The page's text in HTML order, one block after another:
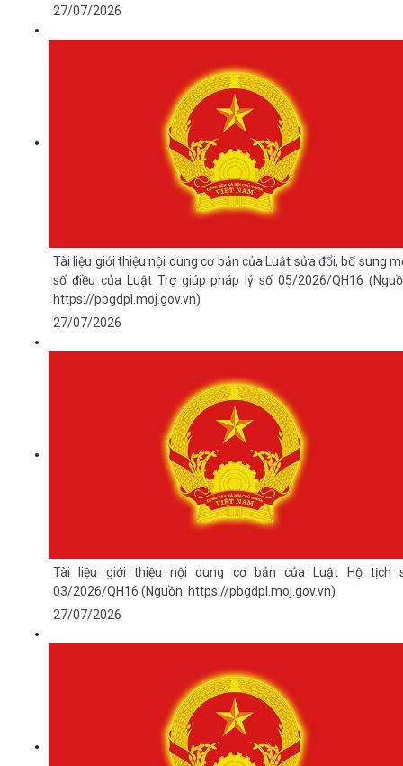
27/07/2026
Tài liệu giới thiệu nội dung cơ bản của Luật sửa đổi, bổ sung
số điều của Luật Trợ giúp pháp lý số 05/2026/QH16
https://pbgdpl.moj.gov.vn)
27/07/2026
Tài liệu giới thiệu nội dung cơ bản của Luật Hộ tịch
03/2026/QH16 (Nguồn: https://pbgdpl.moj.gov.vn)
27/07/2026